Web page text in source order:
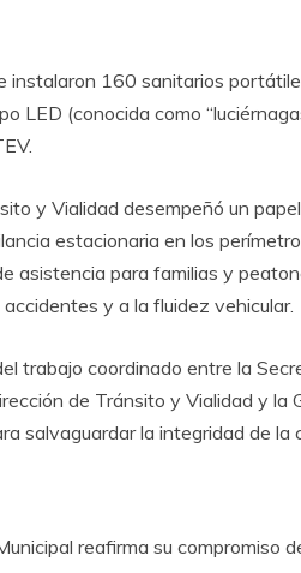
instalaron 160 sanitarios
LED (conocida como
y Vialidad desempeñó un
estacionaria en los
asistencia para familias y
y a la fluidez vehicular.
trabajo coordinado entre la
de Tránsito y Vialidad y la
salvaguardar la integridad de la
reafirma su compromiso